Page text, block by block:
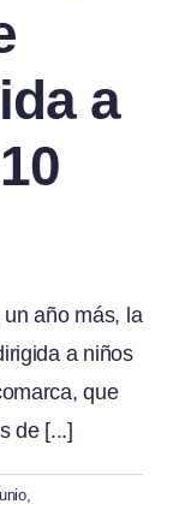
a
año más, la
a niños
que
de [...]